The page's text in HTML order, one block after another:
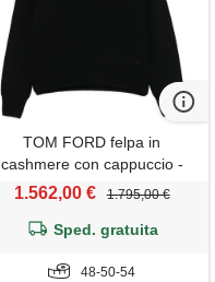
TOM FORD felpa in
cashmere con cappuccio -
nero
1.562,00 € 1.795,00 €
Sped. gratuita
48-50-54